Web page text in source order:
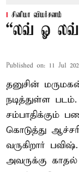
சினிமா விமர்சனம்
“லவ் ஓ
Published on: 11 Jul
தனுசின்
நடித்துள்ள படம்.
சம்பாதிக்கும்
கொடுத்து
வருகிறார்
அவருக்கு காதல்